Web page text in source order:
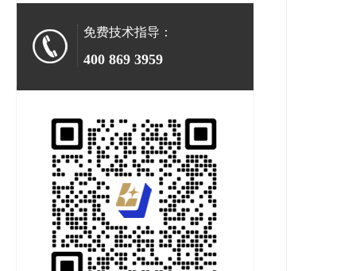
免费技术指导：
400 869 3959